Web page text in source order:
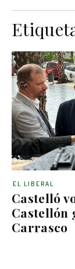
Castelló
Castellón
Carrasco
EL LIBERAL